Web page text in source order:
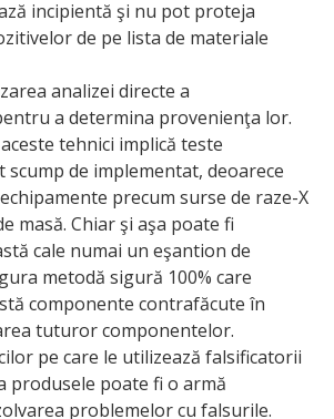
incipientă şi nu pot proteja
de pe lista de materiale
analizei directe a
a determina provenienţa lor.
tehnici implică teste
de implementat, deoarece
precum surse de raze-X
masă. Chiar şi aşa poate fi
cale numai un eşantion de
metodă sigură 100% care
componente contrafăcute în
tuturor componentelor.
pe care le utilizează falsificatorii
produsele poate fi o armă
problemelor cu falsurile.